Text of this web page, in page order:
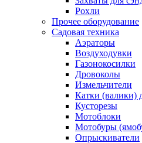
Рохли
Прочее оборудование
Садовая техника
Аэраторы
Воздуходувки
Газонокосилки
Дровоколы
Измельчители
Катки (валики)
Кусторезы
Мотоблоки
Мотобуры
Опрыскиватели